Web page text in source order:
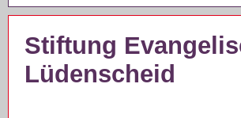
Stiftung
Lüdenscheid